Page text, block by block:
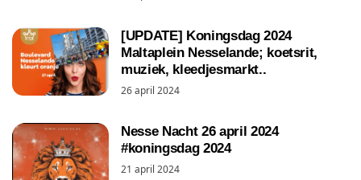
[UPDATE] Koningsdag 2024
Maltaplein Nesselande; koetsrit,
muziek, kleedjesmarkt..
26 april 2024
Nesse Nacht 26 april 2024
#koningsdag 2024
21 april 2024